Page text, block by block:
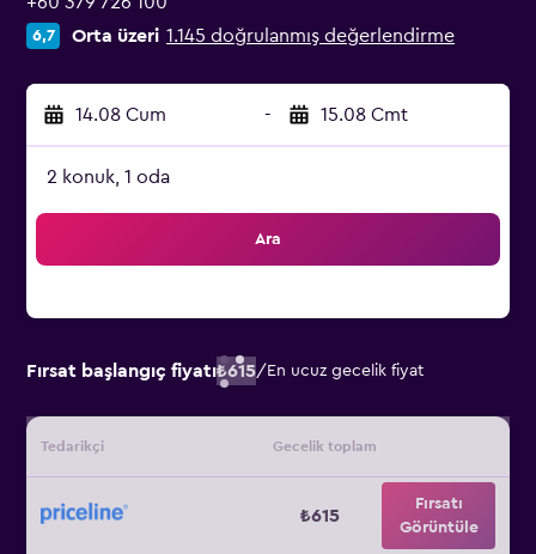
6,7 Orta üzeri 1.145 doğrulanmış değerlendirme
14.08 Cum - 15.08 Cmt
2 konuk, 1 oda
Ara
Fırsat başlangıç fiyatı₺615/ En ucuz gecelik fiyat
Tedarikçi Gecelik toplam
₺615
Fırsatı
Görüntüle